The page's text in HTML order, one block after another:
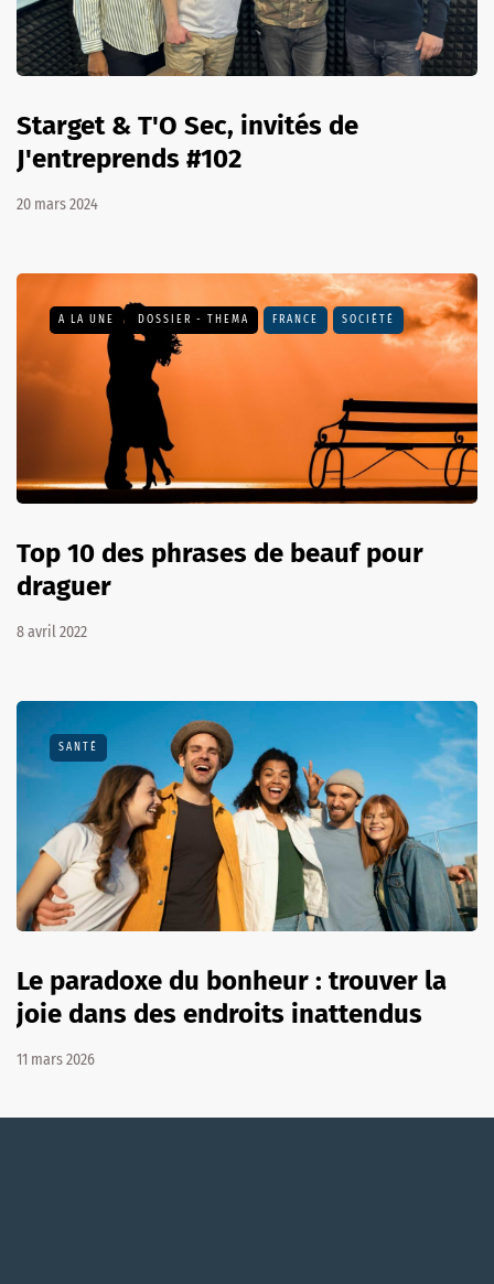
Starget & T'O Sec, invités de
J'entreprends #102
20 mars 2024
A LA UNE DOSSIER - THEMA FRANCE SOCIÉTÉ
Top 10 des phrases de beauf pour
draguer
8 avril 2022
SANTÉ
Le paradoxe du bonheur : trouver la
joie dans des endroits inattendus
11 mars 2026